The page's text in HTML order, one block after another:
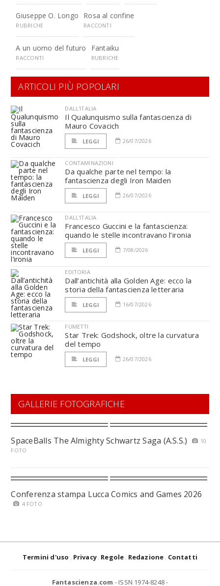
Giuseppe O. Longo
RUBRICHE
Rosa al confine
RACCONTI
A un uomo del futuro
RACCONTI
Fantaiku
RUBRICHE
ARTICOLI PIÙ POPOLARI
DALL'ITALIA
Il Qualunquismo sulla fantascienza di
Mauro Covacich
LEGGI 26/07/2026
CONTAMINAZIONI
Da qualche parte nel tempo: la
fantascienza degli Iron Maiden
LEGGI 26/07/2026
DALL'ITALIA
Francesco Guccini e la fantascienza:
quando le stelle incontravano l’ironia
LEGGI 7/08/2026
EDITORIA
Dall’antichità alla Golden Age: ecco la
storia della fantascienza letteraria
LEGGI 16/07/2026
FUMETTI
Star Trek: Godshock, oltre la curvatura
del tempo
LEGGI 26/07/2026
GALLERIE FOTOGRAFICHE
SpaceBalls The Almighty Schwartz Saga (A.S.S.)
10
FOTO
Conferenza stampa Lucca Comics and Games 2026
4 FOTO
Termini d'uso Privacy Regole Redazione Contatti
Fantascienza.com - ISSN 1974-8248 -